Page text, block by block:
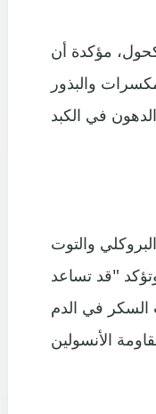
مؤكدة أن
والبذور
والتوت
"قد تساعد
السكر في الدم